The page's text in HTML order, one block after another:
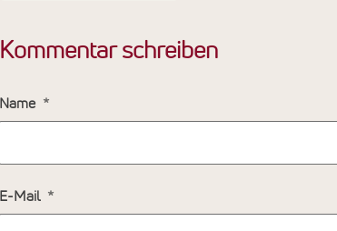
Kommentar schreiben
Name
E-Mail